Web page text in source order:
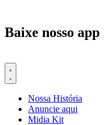
Baixe nosso app
Nossa História
Anuncie aqui
Midia Kit